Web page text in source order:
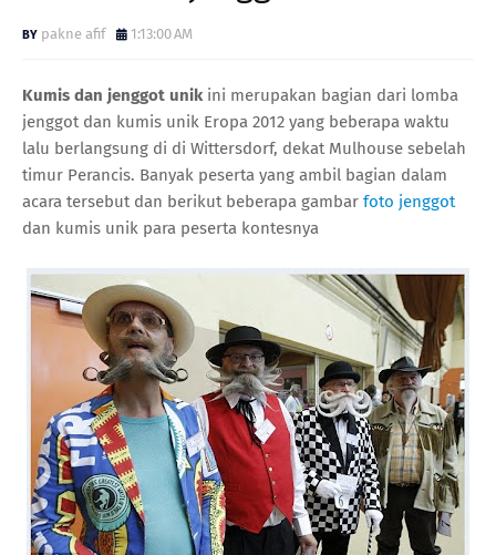
pakne afif 1:13:00 AM
Kumis dan jenggot unik ini merupakan bagian dari lomba
jenggot dan kumis unik Eropa 2012 yang beberapa waktu
lalu berlangsung di di Wittersdorf, dekat Mulhouse sebelah
timur Perancis. Banyak peserta yang ambil bagian dalam
acara tersebut dan berikut beberapa gambar foto jenggot
dan kumis unik para peserta kontesnya